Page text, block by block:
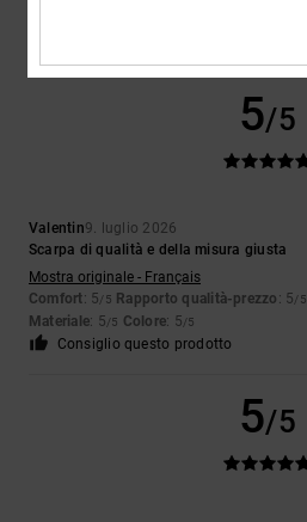
5/5
Valentin9. luglio 2026
Scarpa di qualità e della misura giusta
Mostra originale - Français
Comfort: 5/5 Rapporto qualità-prezzo : 5/5
Materiale: 5/5 Colore: 5/5
Consiglio questo prodotto
5/5